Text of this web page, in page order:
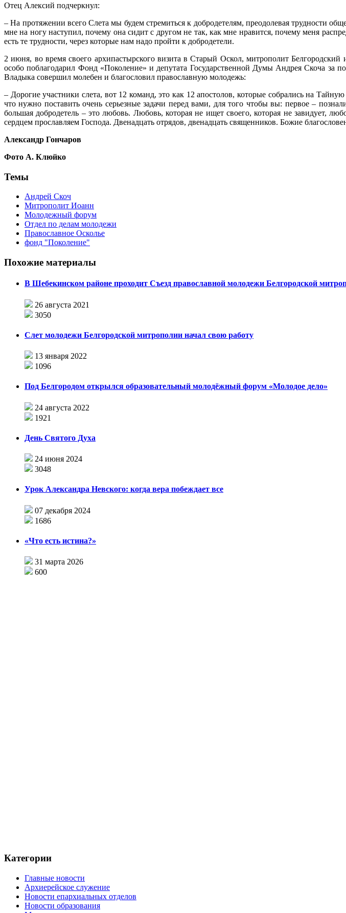
Отец Алексий подчеркнул:
– На протяжении всего Слета мы будем стремиться к добродетелям, преодолевая трудности
мне на ногу наступил, почему она сидит с другом не так, как мне нравится, почему меня
есть те трудности, через которые нам надо пройти к добродетели.
2 июня, во время своего архипастырского визита в Старый Оскол, митрополит Белгородский
особо поблагодарил Фонд «Поколение» и депутата Государственной Думы Андрея Скоча за
Владыка совершил молебен и благословил православную молодежь:
– Дорогие участники слета, вот 12 команд, это как 12 апостолов, которые собрались на
что нужно поставить очень серьезные задачи перед вами, для того чтобы вы: первое –
большая добродетель – это любовь. Любовь, которая не ищет своего, которая не завидует,
сердцем прославляем Господа. Двенадцать отрядов, двенадцать священников. Божие
Александр Гончаров
Фото А. Клюйко
Темы
Андрей Скоч
Митрополит Иоанн
Молодежный форум
Отдел по делам молодежи
Православное Осколье
фонд "Поколение"
Похожие материалы
В Шебекинском районе проходит Съезд православной молодежи Белгородской
26 августа 2021
3050
Слет молодежи Белгородской митрополии начал свою работу
13 января 2022
1096
Под Белгородом открылся образовательный молодёжный форум «Молодое дело»
24 августа 2022
1921
День Святого Духа
24 июня 2024
3048
Урок Александра Невского: когда вера побеждает все
07 декабря 2024
1686
«Что есть истина?»
31 марта 2026
600
Категории
Главные новости
Архиерейское служение
Новости епархиальных отделов
Новости образования